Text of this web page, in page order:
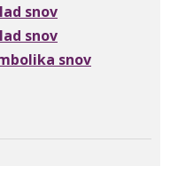
snov
snov
snov